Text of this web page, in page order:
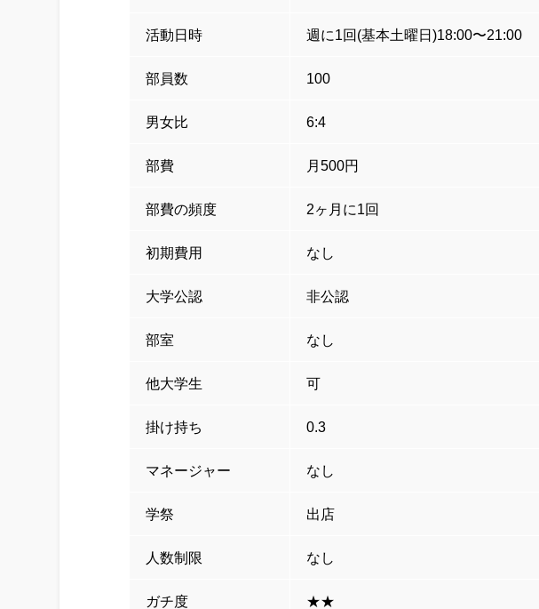
活動日時 週に1回(基本土曜日)18:00〜21:00
部員数 100
男女比 6:4
部費 月500円
部費の頻度 2ヶ月に1回
初期費用 なし
大学公認 非公認
部室 なし
他大学生 可
掛け持ち 0.3
マネージャー なし
学祭 出店
人数制限 なし
ガチ度 ★★